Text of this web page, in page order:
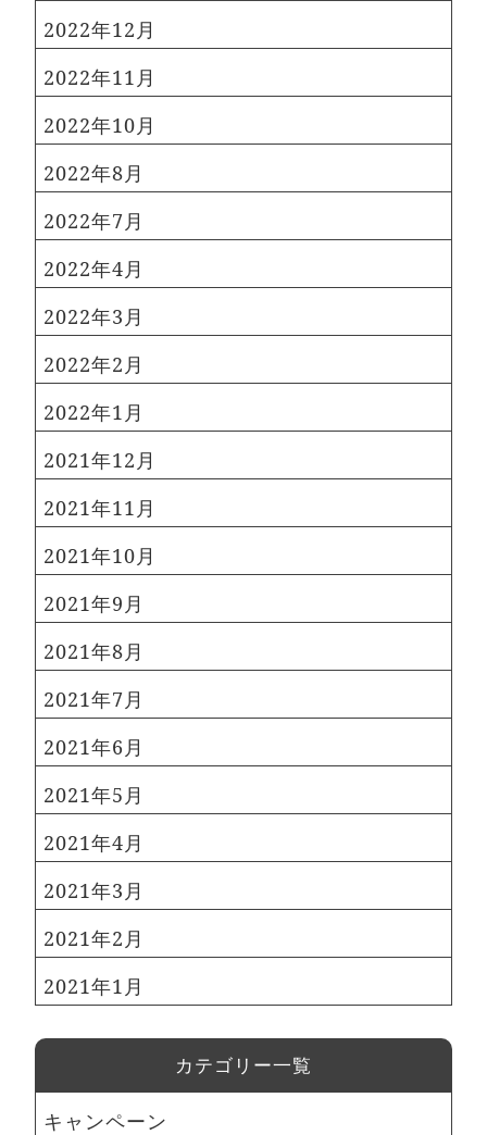
2022年12月
2022年11月
2022年10月
2022年8月
2022年7月
2022年4月
2022年3月
2022年2月
2022年1月
2021年12月
2021年11月
2021年10月
2021年9月
2021年8月
2021年7月
2021年6月
2021年5月
2021年4月
2021年3月
2021年2月
2021年1月
カテゴリー一覧
キャンペーン